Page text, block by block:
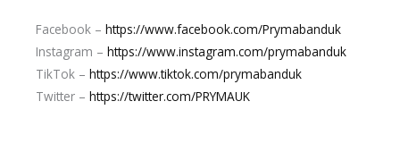
Facebook – https://www.facebook.com/Prymabanduk
Instagram – https://www.instagram.com/prymabanduk
TikTok – https://www.tiktok.com/prymabanduk
Twitter – https://twitter.com/PRYMAUK